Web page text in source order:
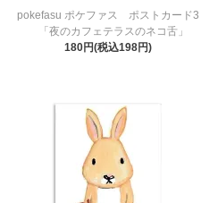
pokefasu ポケファス ポストカード3
「夜のカフェテラスのネコ舌」
180円(税込198円)